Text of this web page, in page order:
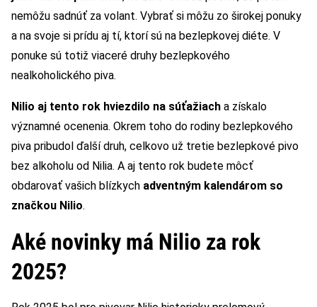
nemôžu sadnúť za volant. Vybrať si môžu zo širokej ponuky
a na svoje si prídu aj tí, ktorí sú na bezlepkovej diéte. V
ponuke sú totiž viaceré druhy bezlepkového
nealkoholického piva.
Nilio aj tento rok hviezdilo na súťažiach a získalo
významné ocenenia. Okrem toho do rodiny bezlepkového
piva pribudol ďalší druh, celkovo už tretie bezlepkové pivo
bez alkoholu od Nilia. A aj tento rok budete môcť
obdarovať vašich blízkych adventným kalendárom so
značkou Nilio.
Aké novinky má Nilio za rok
2025?